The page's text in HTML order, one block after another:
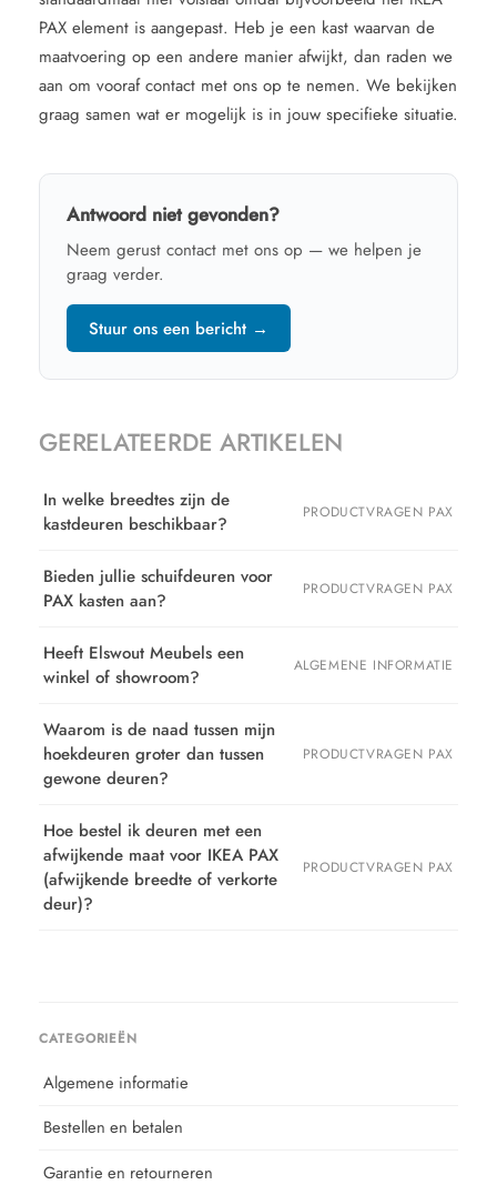
CATEGORIEËN
Algemene informatie
Bestellen en betalen
Garantie en retourneren
PAX element is aangepast. Heb je een kast waarvan de
maatvoering op een andere manier afwijkt, dan raden we
aan om vooraf contact met ons op te nemen. We bekijken
graag samen wat er mogelijk is in jouw specifieke situatie.
Antwoord niet gevonden?
Neem gerust contact met ons op — we helpen je
graag verder.
Stuur ons een bericht →
GERELATEERDE ARTIKELEN
In welke breedtes zijn de
kastdeuren beschikbaar?
PRODUCTVRAGEN PAX
Bieden jullie schuifdeuren voor
PAX kasten aan?
PRODUCTVRAGEN PAX
Heeft Elswout Meubels een
winkel of showroom?
ALGEMENE INFORMATIE
Waarom is de naad tussen mijn
hoekdeuren groter dan tussen
gewone deuren?
PRODUCTVRAGEN PAX
Hoe bestel ik deuren met een
afwijkende maat voor IKEA PAX
(afwijkende breedte of verkorte
deur)?
PRODUCTVRAGEN PAX